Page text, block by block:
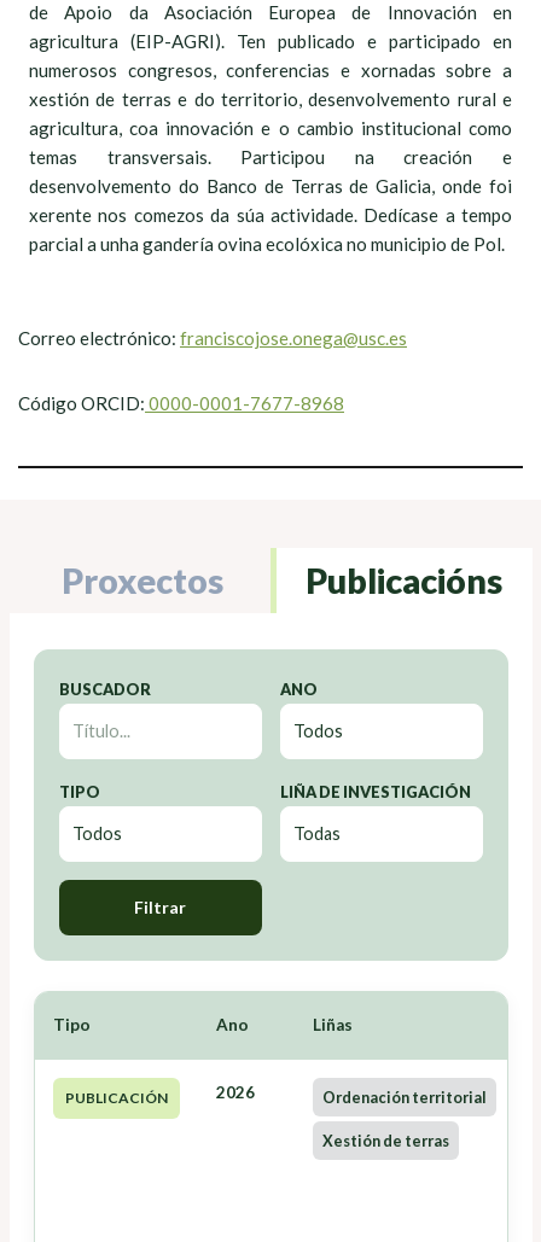
de Apoio da Asociación Europea de Innovación en
agricultura (EIP-AGRI). Ten publicado e participado en
numerosos congresos, conferencias e xornadas sobre a
xestión de terras e do territorio, desenvolvemento rural e
agricultura, coa innovación e o cambio institucional como
temas transversais. Participou na creación e
desenvolvemento do Banco de Terras de Galicia, onde foi
xerente nos comezos da súa actividade. Dedícase a tempo
parcial a unha gandería ovina ecolóxica no municipio de Pol.
Correo electrónico: franciscojose.onega@usc.es
Código ORCID: 0000-0001-7677-8968
Proxectos Publicacións
BUSCADOR ANO
TIPO LIÑA DE INVESTIGACIÓN
Filtrar
Tipo Ano Liñas
PUBLICACIÓN 2026 Ordenación territorial
Xestión de terras